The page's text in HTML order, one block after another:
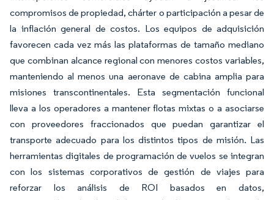
compromisos de propiedad, chárter o participación a pesar de
la inflación general de costos. Los equipos de adquisición
favorecen cada vez más las plataformas de tamaño mediano
que combinan alcance regional con menores costos variables,
manteniendo al menos una aeronave de cabina amplia para
misiones transcontinentales. Esta segmentación funcional
lleva a los operadores a mantener flotas mixtas o a asociarse
con proveedores fraccionados que puedan garantizar el
transporte adecuado para los distintos tipos de misión. Las
herramientas digitales de programación de vuelos se integran
con los sistemas corporativos de gestión de viajes para
reforzar los análisis de ROI basados en datos,